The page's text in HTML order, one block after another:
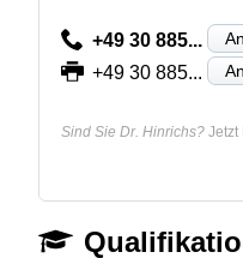
+49 30 885...
+49 30 885...
Sind Sie Dr. Hinrichs? Jetzt